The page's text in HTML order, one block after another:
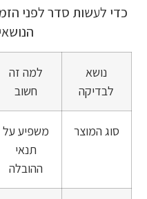
כדי לעשות סדר לפני
נושא
לבדיקה
למה זה
חשוב
סוג המוצר
משפיע על
תנאי
ההובלה